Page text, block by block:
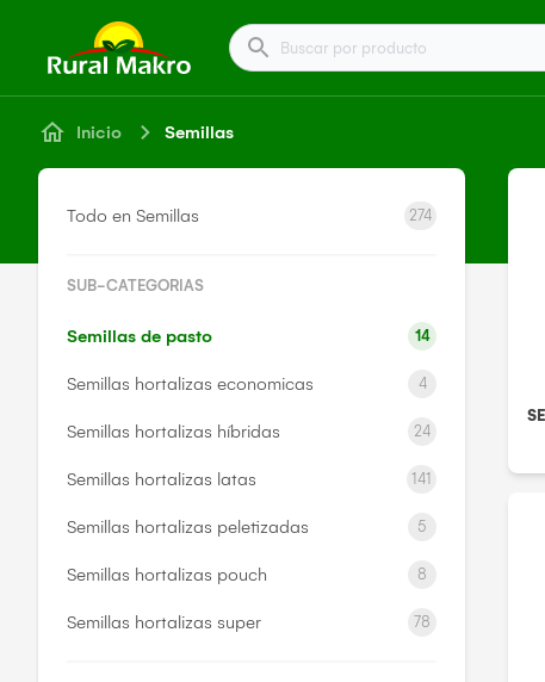
Buscar por producto
Inicio Semillas
Todo en Semillas 274
SUB-CATEGORIAS
Semillas de pasto 14
Semillas hortalizas economicas 4
Semillas hortalizas híbridas 24
Semillas hortalizas latas 141
Semillas hortalizas peletizadas 5
Semillas hortalizas pouch 8
Semillas hortalizas super 78